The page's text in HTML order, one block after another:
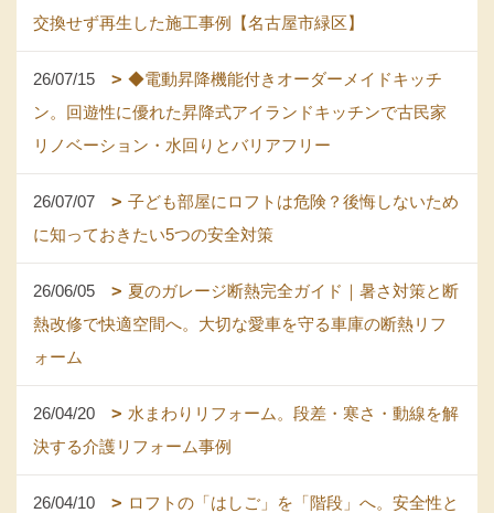
交換せず再生した施工事例【名古屋市緑区】
26/07/15
◆電動昇降機能付きオーダーメイドキッチ
ン。回遊性に優れた昇降式アイランドキッチンで古民家
リノベーション・水回りとバリアフリー
26/07/07
子ども部屋にロフトは危険？後悔しないため
に知っておきたい5つの安全対策
26/06/05
夏のガレージ断熱完全ガイド｜暑さ対策と断
熱改修で快適空間へ。大切な愛車を守る車庫の断熱リフ
ォーム
26/04/20
水まわりリフォーム。段差・寒さ・動線を解
決する介護リフォーム事例
26/04/10
ロフトの「はしご」を「階段」へ。安全性と